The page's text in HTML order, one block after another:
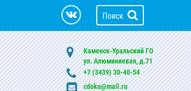
Поиск
Каменск-Уральский ГО
ул. Алюминиевая, д.71
+7 (3439) 30-40-54
cdoku@mail.ru